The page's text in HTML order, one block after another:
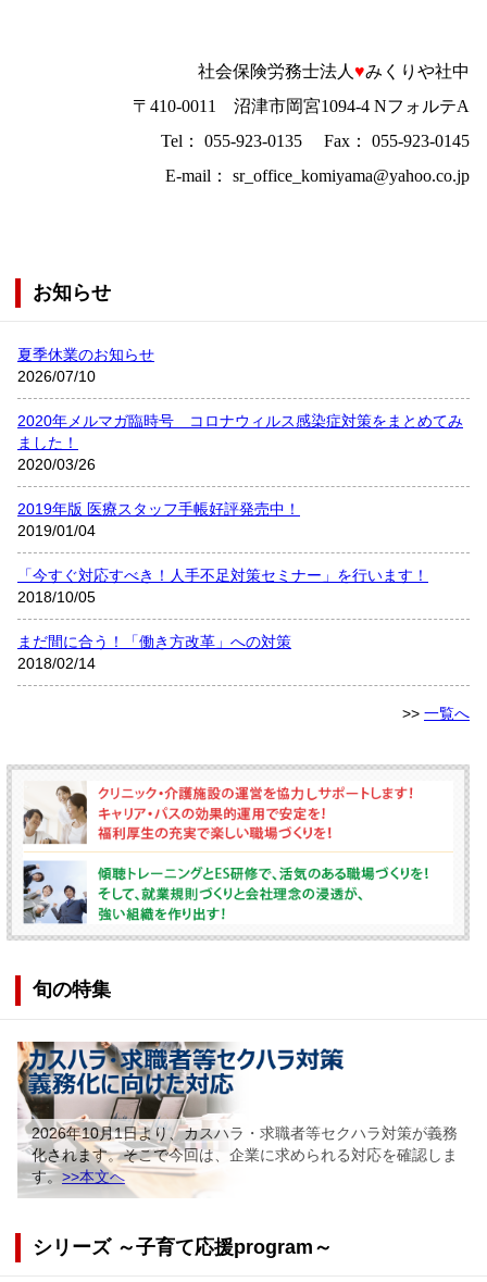
社会保険労務士法人 ♥みくりや社中
〒 410-0011 沼津市岡宮1094-4 NフォルテA
Tel ： 055-923-0135 Fax ：
055-923-0145
E-mail ： sr_office_komiyama@yahoo.co.jp
お知らせ
夏季休業のお知らせ
2026/07/10
2020年メルマガ臨時号 コロナウィルス感染症対策をまとめてみ
ました！
2020/03/26
2019年版 医療スタッフ手帳好評発売中！
2019/01/04
「今すぐ対応すべき！人手不足対策セミナー」を行います！
2018/10/05
まだ間に合う！「働き方改革」への対策
2018/02/14
>> 一覧へ
旬の特集
2026年10月1日より、カスハラ・求職者等セクハラ対策が義務
化されます。そこで今回は、企業に求められる対応を確認しま
す。 >>本文へ
シリーズ ～子育て応援program～